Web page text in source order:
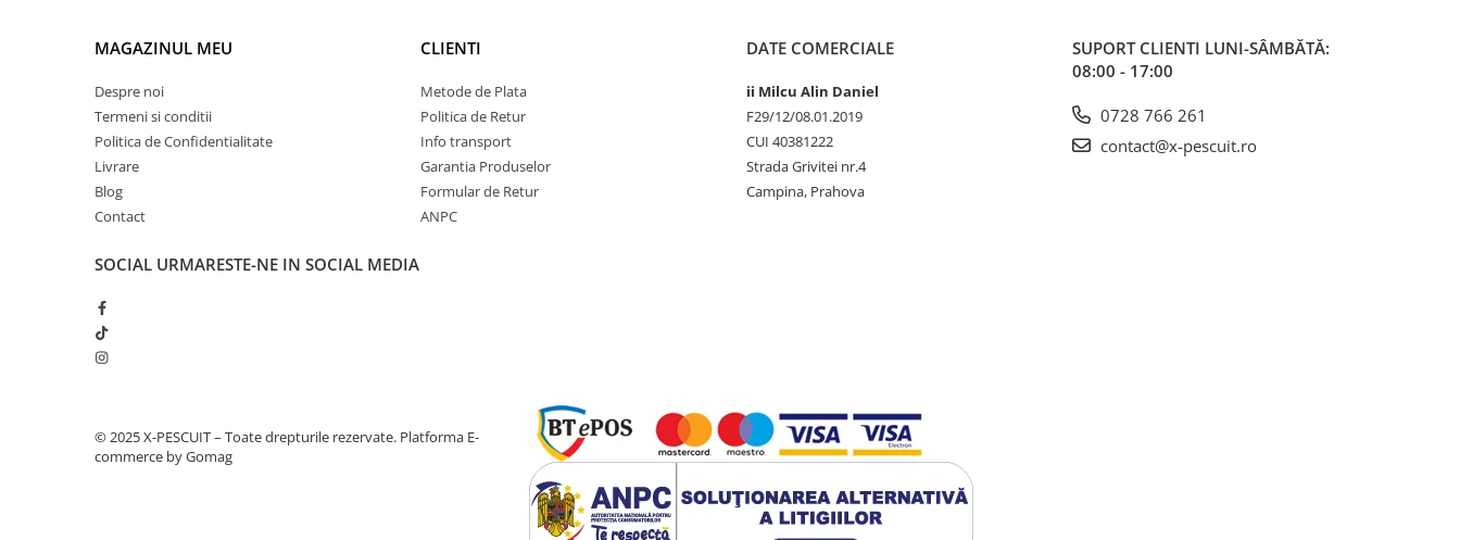
MAGAZINUL MEU
Despre noi
Termeni si conditii
Politica de Confidentialitate
Livrare
Blog
Contact
CLIENTI
Metode de Plata
Politica de Retur
Info transport
Garantia Produselor
Formular de Retur
ANPC
DATE COMERCIALE
ii Milcu Alin Daniel
F29/12/08.01.2019
CUI 40381222
Strada Grivitei nr.4
Campina, Prahova
SUPORT CLIENTI LUNI-SÂMBĂTĂ:
08:00 - 17:00
0728 766 261
contact@x-pescuit.ro
SOCIAL URMARESTE-NE IN SOCIAL MEDIA
© 2025 X-PESCUIT – Toate drepturile rezervate. Platforma E-
commerce by Gomag